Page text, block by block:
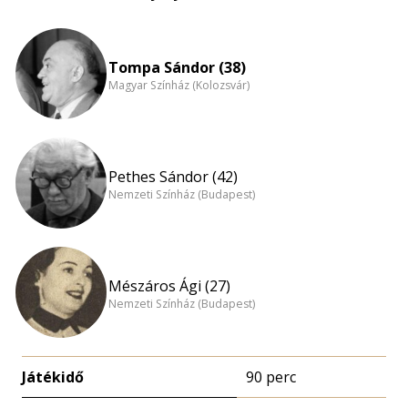
Tompa Sándor (38)
Magyar Színház (Kolozsvár)
Pethes Sándor (42)
Nemzeti Színház (Budapest)
Mészáros Ági (27)
Nemzeti Színház (Budapest)
Játékidő 90 perc